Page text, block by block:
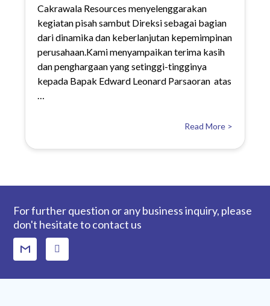
Cakrawala Resources menyelenggarakan
kegiatan pisah sambut Direksi sebagai bagian
dari dinamika dan keberlanjutan kepemimpinan
perusahaan.Kami menyampaikan terima kasih
dan penghargaan yang setinggi-tingginya
kepada Bapak Edward Leonard Parsaoran atas
…
Read More >
For further question or any business inquiry, please
don't hesitate to contact us